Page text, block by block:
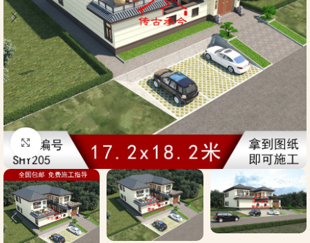
点击放大